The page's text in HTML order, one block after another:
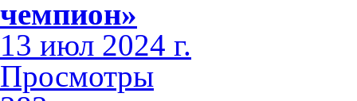
чемпион»
13 июл 2024 г.
Просмотры